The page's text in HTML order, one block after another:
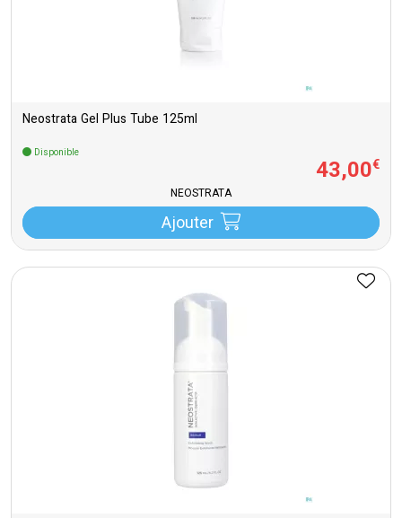
Neostrata Gel Plus Tube 125ml
Disponible
43,00€
NEOSTRATA
Ajouter